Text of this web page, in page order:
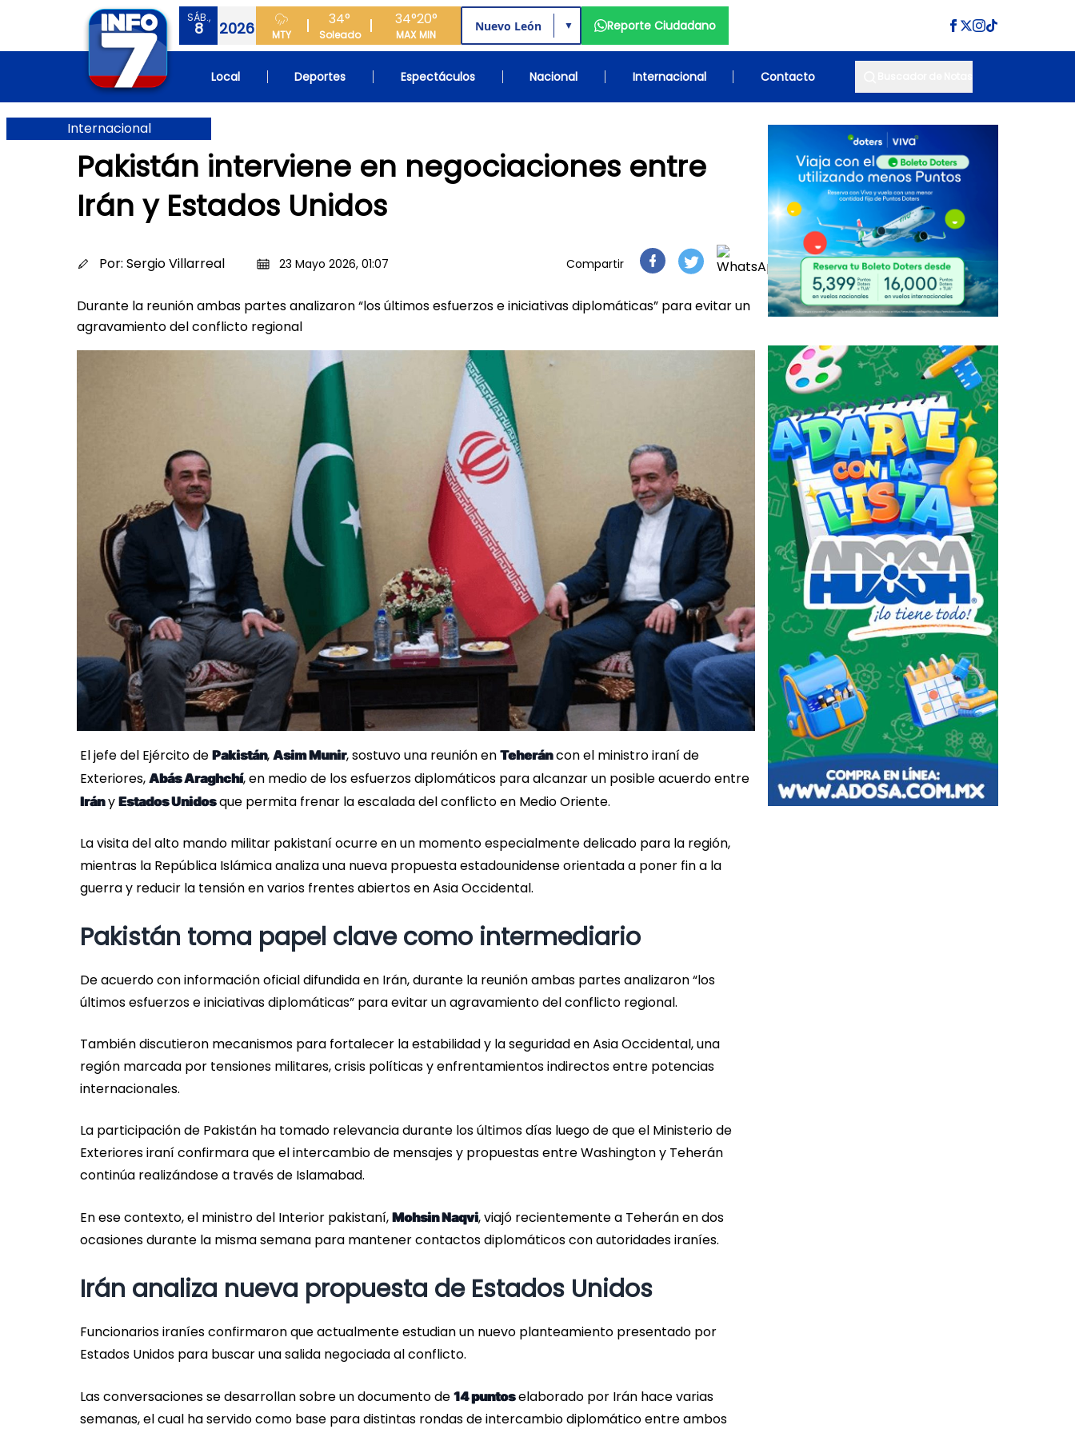
SÁB.,
8 2026 MTY
34°
Soleado
34°
MAX
20°
MIN
▼ Reporte Ciudadano
Local Deportes Espectáculos Nacional Internacional Contacto
Internacional
Pakistán interviene en negociaciones entre
Irán y Estados Unidos
Por: Sergio Villarreal 23 Mayo 2026, 01:07 Compartir
Durante la reunión ambas partes analizaron “los últimos esfuerzos e iniciativas diplomáticas” para evitar un
agravamiento del conflicto regional
El jefe del Ejército de Pakistán, Asim Munir, sostuvo una reunión en Teheráncon el ministro iraní de
Exteriores, Abás Araghchí, en medio de los esfuerzos diplomáticos para alcanzar un posible acuerdo entre
Irány Estados Unidosque permita frenar la escalada del conflicto en Medio Oriente.
La visita del alto mando militar pakistaní ocurre en un momento especialmente delicado para la región,
mientras la República Islámica analiza una nueva propuesta estadounidense orientada a poner fin a la
guerra y reducir la tensión en varios frentes abiertos en Asia Occidental.
Pakistán toma papel clave como intermediario
De acuerdo con información oficial difundida en Irán, durante la reunión ambas partes analizaron “los
últimos esfuerzos e iniciativas diplomáticas” para evitar un agravamiento del conflicto regional.
También discutieron mecanismos para fortalecer la estabilidad y la seguridad en Asia Occidental, una
región marcada por tensiones militares, crisis políticas y enfrentamientos indirectos entre potencias
internacionales.
La participación de Pakistán ha tomado relevancia durante los últimos días luego de que el Ministerio de
Exteriores iraní confirmara que el intercambio de mensajes y propuestas entre Washington y Teherán
continúa realizándose a través de Islamabad.
En ese contexto, el ministro del Interior pakistaní, Mohsin Naqvi, viajó recientemente a Teherán en dos
ocasiones durante la misma semana para mantener contactos diplomáticos con autoridades iraníes.
Irán analiza nueva propuesta de Estados Unidos
Funcionarios iraníes confirmaron que actualmente estudian un nuevo planteamiento presentado por
Estados Unidos para buscar una salida negociada al conflicto.
Las conversaciones se desarrollan sobre un documento de 14 puntoselaborado por Irán hace varias
semanas, el cual ha servido como base para distintas rondas de intercambio diplomático entre ambos